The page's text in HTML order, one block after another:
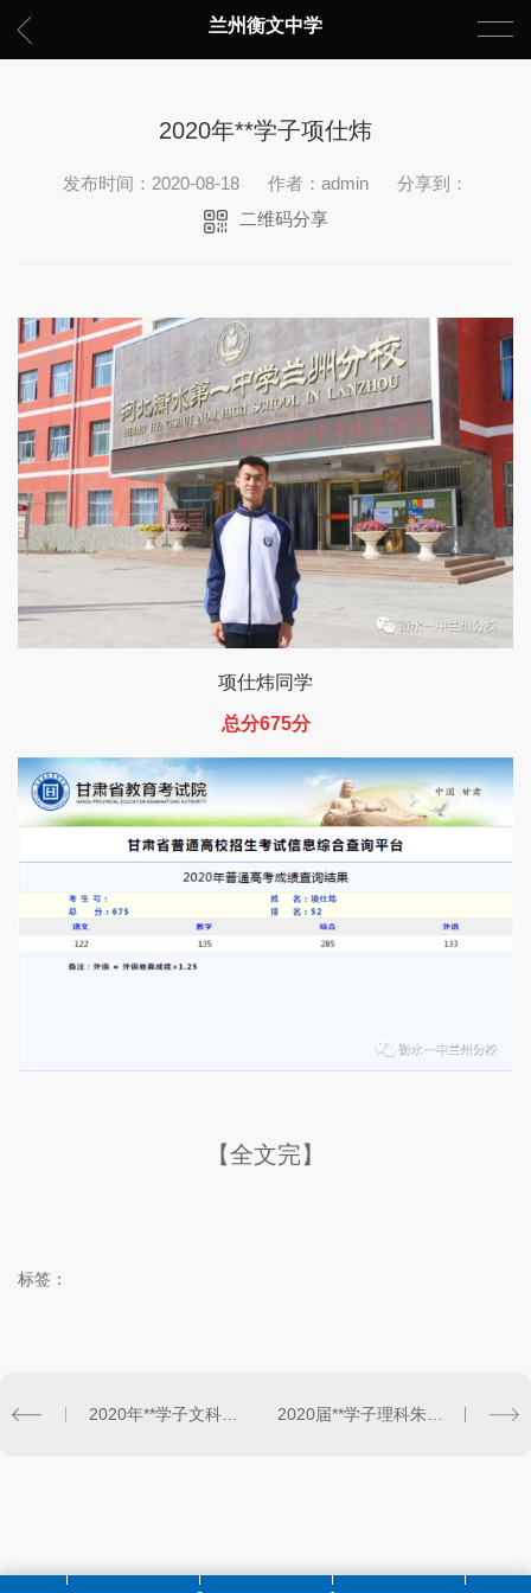
兰州衡文中学
2020年**学子项仕炜
发布时间：2020-08-18 作者：admin
分享到：
二维码分享
项仕炜同学
总分675分
【全文完】
标签：